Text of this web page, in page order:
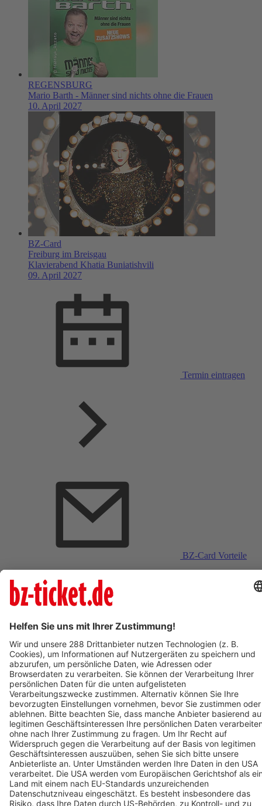
REGENSBURG
Mario Barth - Männer sind nichts ohne die Frauen
10. April 2027
BZ-Card
Freiburg im Breisgau
Klavierabend Khatia Buniatishvili
09. April 2027
Termin eintragen
BZ-Card Vorteile
Verkaufsstellen vor